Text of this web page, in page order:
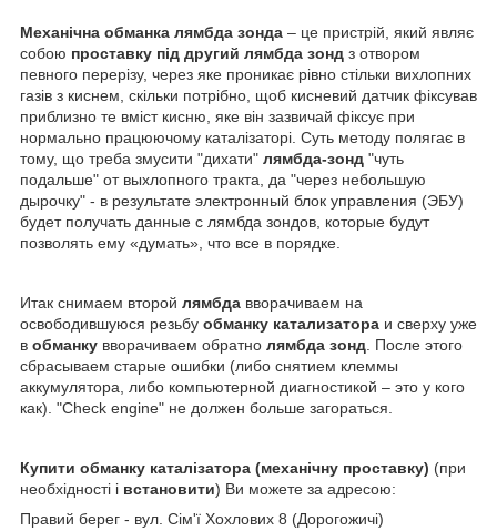
Механічна обманка лямбда зонда – це пристрій, який являє
собою проставку під другий лямбда зонд з отвором
певного перерізу, через яке проникає рівно стільки вихлопних
газів з киснем, скільки потрібно, щоб кисневий датчик фіксував
приблизно те вміст кисню, яке він зазвичай фіксує при
нормально працюючому каталізаторі. Суть методу полягає в
тому, що треба змусити "дихати" лямбда-зонд "чуть
подальше" от выхлопного тракта, да "через небольшую
дырочку" - в результате электронный блок управления (ЭБУ)
будет получать данные с лямбда зондов, которые будут
позволять ему «думать», что все в порядке.
Итак снимаем второй лямбда вворачиваем на
освободившуюся резьбу обманку катализатора и сверху уже
в обманку вворачиваем обратно лямбда зонд . После этого
сбрасываем старые ошибки (либо снятием клеммы
аккумулятора, либо компьютерной диагностикой – это у кого
как). "Check engine" не должен больше загораться.
Купити обманку каталізатора (механічну проставку) (при
необхідності і встановити) Ви можете за адресою:
Правий берег - вул. Сім'ї Хохлових 8 (Дорогожичі)